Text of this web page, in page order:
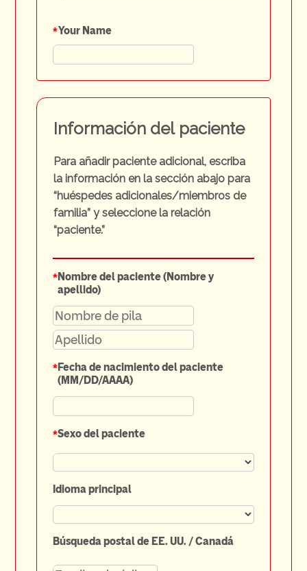
*Your Name
Información del paciente
Para añadir paciente adicional, escriba
la información en la sección abajo para
“huéspedes adicionales/miembros de
familia” y seleccione la relación
“paciente.”
*Nombre del paciente (Nombre y
apellido)
*Fecha de nacimiento del paciente
(MM/DD/AAAA)
*Sexo del paciente
Idioma principal
Búsqueda postal de EE. UU. / Canadá